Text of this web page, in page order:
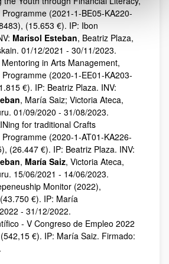
Programme (2021-1-BE05-KA220-
(15.653 €). IP: Ibon
Marisol Esteban, Beatriz Plaza,
01/12/2021 - 30/11/2023.
in Arts Management,
Programme (2020-1-EE01-KA203-
€). IP: Beatriz Plaza. INV:
, María Saiz; Victoria Ateca,
01/09/2020 - 31/08/2023.
for traditional Crafts
Programme (2020-1-AT01-KA226-
(26.447 €). IP: Beatriz Plaza. INV:
, María Saiz, Victoria Ateca,
15/06/2021 - 14/06/2023.
Monitor (2022),
€). IP: María
- 31/12/2022.
- V Congreso de Empleo 2022
€). IP: María Saiz. Firmado: